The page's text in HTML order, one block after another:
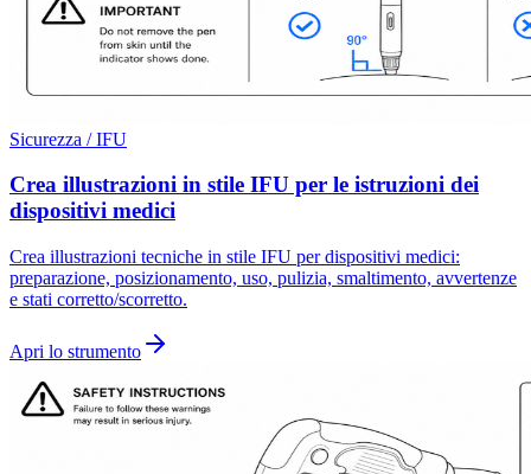
Sicurezza / IFU
Crea illustrazioni in stile IFU per le istruzioni dei
dispositivi medici
Crea illustrazioni tecniche in stile IFU per dispositivi medici:
preparazione, posizionamento, uso, pulizia, smaltimento, avvertenze
e stati corretto/scorretto.
Apri lo strumento